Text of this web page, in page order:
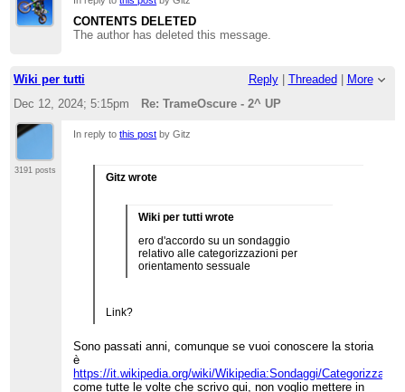
CONTENTS DELETED
The author has deleted this message.
Wiki per tutti Reply| Threaded | More
Dec 12, 2024; 5:15pm
Re: TrameOscure - 2^ UP
3191 posts
In reply tothis post by Gitz
Gitz wrote
Wiki per tutti wrote
ero d'accordo su un sondaggio
relativo alle categorizzazioni per
orientamento sessuale
Link?
Sono passati anni, comunque se vuoi conoscere la storia
è
https://it.wikipedia.org/wiki/Wikipedia:Sondaggi/
come tutte le volte che scrivo qui, non voglio mettere in